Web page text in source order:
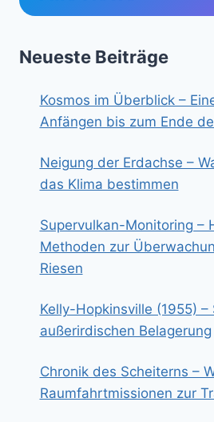
Neueste Beiträge
Kosmos im Überblick –
Anfängen bis zum Ende
Neigung der Erdachse –
das Klima bestimmen
Supervulkan-Monitoring –
Methoden zur
Riesen
Kelly-Hopkinsville (1955)
außerirdischen Belagerung
Chronik des Scheiterns –
Raumfahrtmissionen zur